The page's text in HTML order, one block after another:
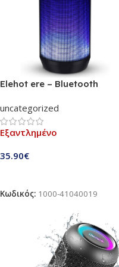
Elehot ere – Bluetooth
ασύρματο ηχείο με
Led Lights | TWS Dual
Pairing Speaker | Μπαταρία
πιο ευέλικτο ασύρματο ηχείο
uncategorized
Εξαντλημένο
35.90€
Κωδικός: 1000-41040019